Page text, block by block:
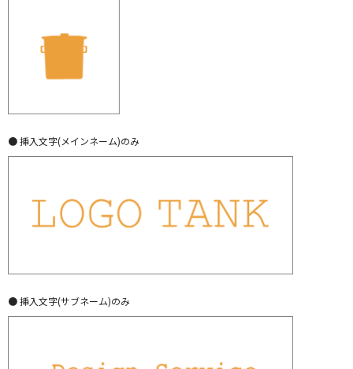
● 挿入文字(メインネーム)のみ
● 挿入文字(サブネーム)のみ